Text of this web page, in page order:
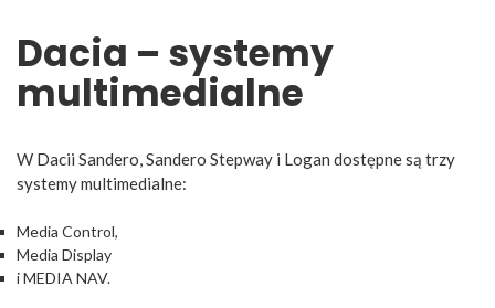
Dacia – systemy
multimedialne
W Dacii Sandero, Sandero Stepway i Logan dostępne są trzy
systemy multimedialne:
Media Control,
Media Display
i MEDIA NAV.